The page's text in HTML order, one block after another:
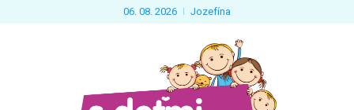
06. 08. 2026 Jozefína